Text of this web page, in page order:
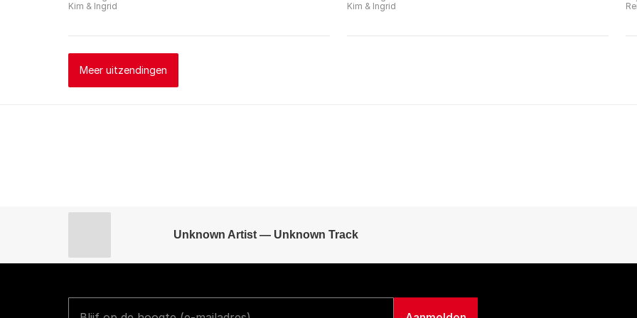
Kim & Ingrid
Kim & Ingrid
Meer uitzendingen
Unknown Artist — Unknown Track